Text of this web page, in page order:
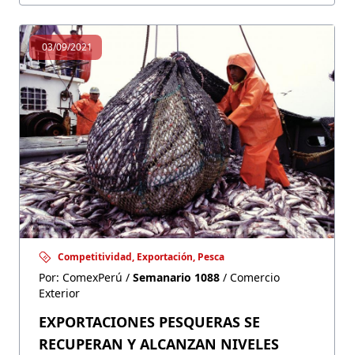
03/09/2021
Competitividad, Exportación, Pesca
Por: ComexPerú / Semanario 1088 / Comercio
Exterior
EXPORTACIONES PESQUERAS SE
RECUPERAN Y ALCANZAN NIVELES